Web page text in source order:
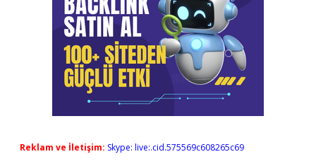
Reklam ve İletişim: Skype: live:.cid.575569c608265c69